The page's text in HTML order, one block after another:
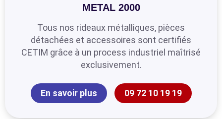
METAL 2000
Tous nos rideaux métalliques, pièces
détachées et accessoires sont certifiés
CETIM grâce à un process industriel maîtrisé
exclusivement.
En savoir plus 09 72 10 19 19